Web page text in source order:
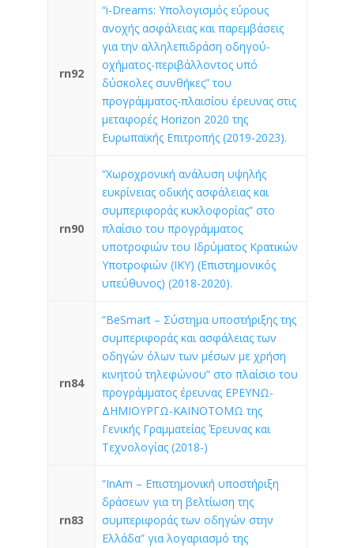
rn92
“i-Dreams: Υπολογισμός εύρους
ανοχής ασφάλειας και παρεμβάσεις
για την αλληλεπιδράση οδηγού-
οχήματος-περιβάλλοντος υπό
δύσκολες συνθήκες” του
προγράμματος-πλαισίου έρευνας στις
μεταφορές Horizon 2020 της
Ευρωπαϊκής Επιτροπής (2019-2023).
rn90
“Χωροχρονική ανάλυση υψηλής
ευκρίνειας οδικής ασφάλειας και
συμπεριφοράς κυκλοφορίας” στο
πλαίσιο του προγράμματος
υποτροφιών του Ιδρύματος Κρατικών
Υποτροφιών (IKY) (Επιστημονικός
υπεύθυνος) (2018-2020).
rn84
“BeSmart – Σύστημα υποστήριξης της
συμπεριφοράς και ασφάλειας των
οδηγών όλων των μέσων με χρήση
κινητού τηλεφώνου” στο πλαίσιο του
προγράμματος έρευνας ΕΡΕΥΝΩ-
ΔΗΜΙΟΥΡΓΩ-ΚΑΙΝΟΤΟΜΩ της
Γενικής Γραμματείας Έρευνας και
Τεχνολογίας (2018-)
rn83
“InAm – Επιστημονική υποστήριξη
δράσεων για τη βελτίωση της
συμπεριφοράς των οδηγών στην
Ελλάδα” για λογαριασμό της